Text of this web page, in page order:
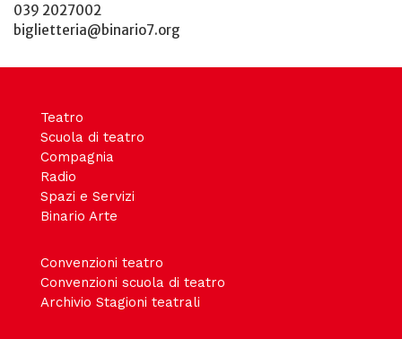
039 2027002
biglietteria@binario7.org
Teatro
Scuola di teatro
Compagnia
Radio
Spazi e Servizi
Binario Arte
Convenzioni teatro
Convenzioni scuola di teatro
Archivio Stagioni teatrali